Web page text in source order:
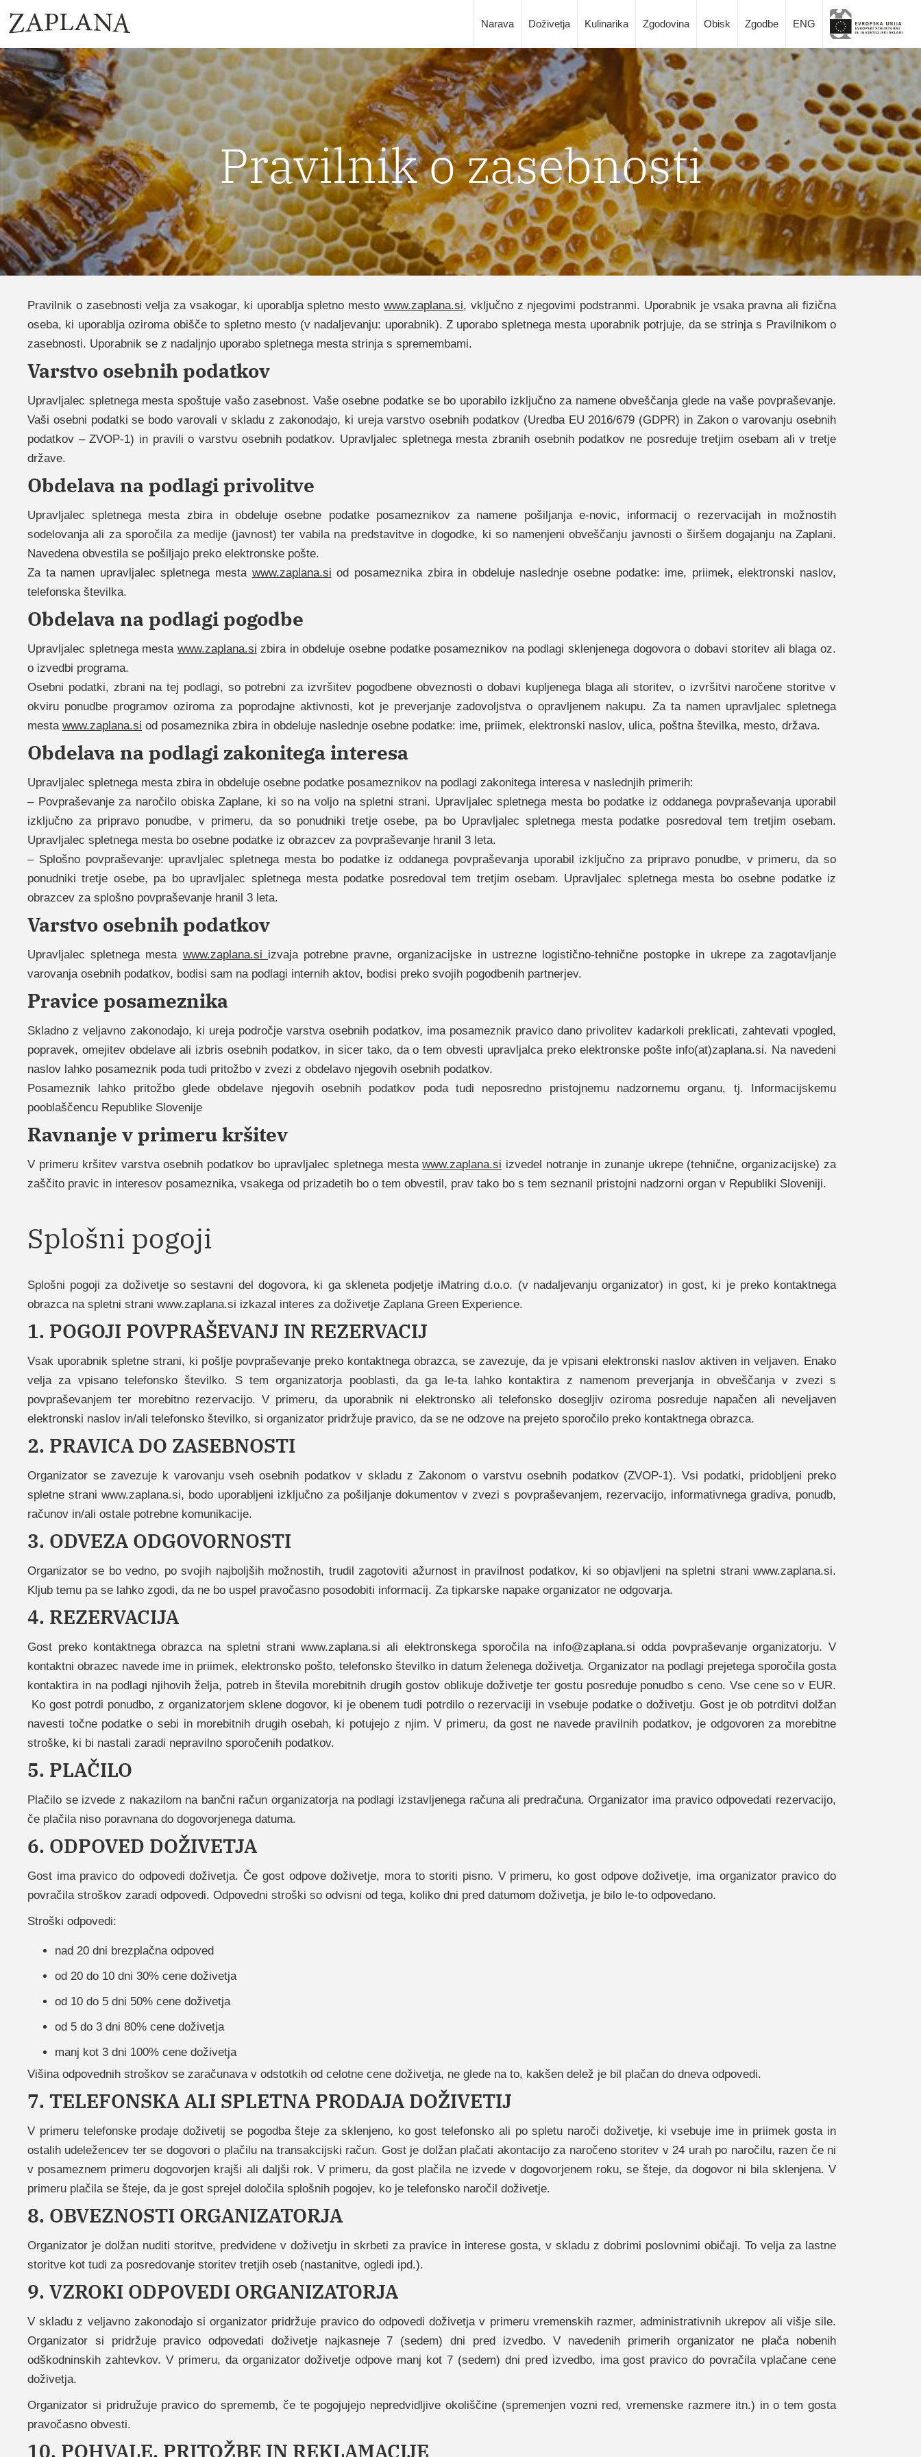
Narava Doživetja Kulinarika Zgodovina Obisk Zgodbe ENG
Pravilnik o zasebnosti
Pravilnik o zasebnosti velja za vsakogar, ki uporablja spletno mesto www.zaplana.si, vključno z njegovimi podstranmi. Uporabnik je vsaka pravna ali fizična
oseba, ki uporablja oziroma obišče to spletno mesto (v nadaljevanju: uporabnik). Z uporabo spletnega mesta uporabnik potrjuje, da se strinja s Pravilnikom o
zasebnosti. Uporabnik se z nadaljnjo uporabo spletnega mesta strinja s spremembami.
Varstvo osebnih podatkov
Upravljalec spletnega mesta spoštuje vašo zasebnost. Vaše osebne podatke se bo uporabilo izključno za namene obveščanja glede na vaše povpraševanje.
Vaši osebni podatki se bodo varovali v skladu z zakonodajo, ki ureja varstvo osebnih podatkov (Uredba EU 2016/679 (GDPR) in Zakon o varovanju osebnih
podatkov – ZVOP-1) in pravili o varstvu osebnih podatkov. Upravljalec spletnega mesta zbranih osebnih podatkov ne posreduje tretjim osebam ali v tretje
države.
Obdelava na podlagi privolitve
Upravljalec spletnega mesta zbira in obdeluje osebne podatke posameznikov za namene pošiljanja e-novic, informacij o rezervacijah in možnostih
sodelovanja ali za sporočila za medije (javnost) ter vabila na predstavitve in dogodke, ki so namenjeni obveščanju javnosti o širšem dogajanju na Zaplani.
Navedena obvestila se pošiljajo preko elektronske pošte.
Za ta namen upravljalec spletnega mesta www.zaplana.si od posameznika zbira in obdeluje naslednje osebne podatke: ime, priimek, elektronski naslov,
telefonska številka.
Obdelava na podlagi pogodbe
Upravljalec spletnega mesta www.zaplana.si zbira in obdeluje osebne podatke posameznikov na podlagi sklenjenega dogovora o dobavi storitev ali blaga oz.
o izvedbi programa.
Osebni podatki, zbrani na tej podlagi, so potrebni za izvršitev pogodbene obveznosti o dobavi kupljenega blaga ali storitev, o izvršitvi naročene storitve v
okviru ponudbe programov oziroma za poprodajne aktivnosti, kot je preverjanje zadovoljstva o opravljenem nakupu. Za ta namen upravljalec spletnega
mesta www.zaplana.si od posameznika zbira in obdeluje naslednje osebne podatke: ime, priimek, elektronski naslov, ulica, poštna številka, mesto, država.
Obdelava na podlagi zakonitega interesa
Upravljalec spletnega mesta zbira in obdeluje osebne podatke posameznikov na podlagi zakonitega interesa v naslednjih primerih:
– Povpraševanje za naročilo obiska Zaplane, ki so na voljo na spletni strani. Upravljalec spletnega mesta bo podatke iz oddanega povpraševanja uporabil
izključno za pripravo ponudbe, v primeru, da so ponudniki tretje osebe, pa bo Upravljalec spletnega mesta podatke posredoval tem tretjim osebam.
Upravljalec spletnega mesta bo osebne podatke iz obrazcev za povpraševanje hranil 3 leta.
– Splošno povpraševanje: upravljalec spletnega mesta bo podatke iz oddanega povpraševanja uporabil izključno za pripravo ponudbe, v primeru, da so
ponudniki tretje osebe, pa bo upravljalec spletnega mesta podatke posredoval tem tretjim osebam. Upravljalec spletnega mesta bo osebne podatke iz
obrazcev za splošno povpraševanje hranil 3 leta.
Varstvo osebnih podatkov
Upravljalec spletnega mesta www.zaplana.si izvaja potrebne pravne, organizacijske in ustrezne logistično-tehnične postopke in ukrepe za zagotavljanje
varovanja osebnih podatkov, bodisi sam na podlagi internih aktov, bodisi preko svojih pogodbenih partnerjev.
Pravice posameznika
Skladno z veljavno zakonodajo, ki ureja področje varstva osebnih podatkov, ima posameznik pravico dano privolitev kadarkoli preklicati, zahtevati vpogled,
popravek, omejitev obdelave ali izbris osebnih podatkov, in sicer tako, da o tem obvesti upravljalca preko elektronske pošte info(at)zaplana.si. Na navedeni
naslov lahko posameznik poda tudi pritožbo v zvezi z obdelavo njegovih osebnih podatkov.
Posameznik lahko pritožbo glede obdelave njegovih osebnih podatkov poda tudi neposredno pristojnemu nadzornemu organu, tj. Informacijskemu
pooblaščencu Republike Slovenije
Ravnanje v primeru kršitev
V primeru kršitev varstva osebnih podatkov bo upravljalec spletnega mestawww.zaplana.si izvedel notranje in zunanje ukrepe (tehnične, organizacijske) za
zaščito pravic in interesov posameznika, vsakega od prizadetih bo o tem obvestil, prav tako bo s tem seznanil pristojni nadzorni organ v Republiki Sloveniji.
‍Splošni pogoji
Splošni pogoji za doživetje so sestavni del dogovora, ki ga skleneta podjetje iMatring d.o.o. (v nadaljevanju organizator) in gost, ki je preko kontaktnega
obrazca na spletni strani www.zaplana.si izkazal interes za doživetje Zaplana Green Experience.
1. POGOJI POVPRAŠEVANJ IN REZERVACIJ
Vsak uporabnik spletne strani, ki pošlje povpraševanje preko kontaktnega obrazca, se zavezuje, da je vpisani elektronski naslov aktiven in veljaven. Enako
velja za vpisano telefonsko številko. S tem organizatorja pooblasti, da ga le-ta lahko kontaktira z namenom preverjanja in obveščanja v zvezi s
povpraševanjem ter morebitno rezervacijo. V primeru, da uporabnik ni elektronsko ali telefonsko dosegljiv oziroma posreduje napačen ali neveljaven
elektronski naslov in/ali telefonsko številko, si organizator pridržuje pravico, da se ne odzove na prejeto sporočilo preko kontaktnega obrazca.
2. PRAVICA DO ZASEBNOSTI
Organizator se zavezuje k varovanju vseh osebnih podatkov v skladu z Zakonom o varstvu osebnih podatkov (ZVOP-1). Vsi podatki, pridobljeni preko
spletne strani www.zaplana.si, bodo uporabljeni izključno za pošiljanje dokumentov v zvezi s povpraševanjem, rezervacijo, informativnega gradiva, ponudb,
računov in/ali ostale potrebne komunikacije.
3. ODVEZA ODGOVORNOSTI
Organizator se bo vedno, po svojih najboljših možnostih, trudil zagotoviti ažurnost in pravilnost podatkov, ki so objavljeni na spletni strani www.zaplana.si.
Kljub temu pa se lahko zgodi, da ne bo uspel pravočasno posodobiti informacij. Za tipkarske napake organizator ne odgovarja.
4. REZERVACIJA
Gost preko kontaktnega obrazca na spletni strani www.zaplana.si ali elektronskega sporočila na info@zaplana.si odda povpraševanje organizatorju. V
kontaktni obrazec navede ime in priimek, elektronsko pošto, telefonsko številko in datum želenega doživetja. Organizator na podlagi prejetega sporočila gosta
kontaktira in na podlagi njihovih želja, potreb in števila morebitnih drugih gostov oblikuje doživetje ter gostu posreduje ponudbo s ceno. Vse cene so v EUR.
Ko gost potrdi ponudbo, z organizatorjem sklene dogovor, ki je obenem tudi potrdilo o rezervaciji in vsebuje podatke o doživetju. Gost je ob potrditvi dolžan
navesti točne podatke o sebi in morebitnih drugih osebah, ki potujejo z njim. V primeru, da gost ne navede pravilnih podatkov, je odgovoren za morebitne
stroške, ki bi nastali zaradi nepravilno sporočenih podatkov.
5. PLAČILO
Plačilo se izvede z nakazilom na bančni račun organizatorja na podlagi izstavljenega računa ali predračuna. Organizator ima pravico odpovedati rezervacijo,
če plačila niso poravnana do dogovorjenega datuma.
6. ODPOVED DOŽIVETJA
Gost ima pravico do odpovedi doživetja. Če gost odpove doživetje, mora to storiti pisno. V primeru, ko gost odpove doživetje, ima organizator pravico do
povračila stroškov zaradi odpovedi. Odpovedni stroški so odvisni od tega, koliko dni pred datumom doživetja, je bilo le-to odpovedano.
Stroški odpovedi:
nad 20 dni brezplačna odpoved
od 20 do 10 dni 30% cene doživetja
od 10 do 5 dni 50% cene doživetja
od 5 do 3 dni 80% cene doživetja
manj kot 3 dni 100% cene doživetja
Višina odpovednih stroškov se zaračunava v odstotkih od celotne cene doživetja, ne glede na to, kakšen delež je bil plačan do dneva odpovedi.
7. TELEFONSKA ALI SPLETNA PRODAJA DOŽIVETIJ
V primeru telefonske prodaje doživetij se pogodba šteje za sklenjeno, ko gost telefonsko ali po spletu naroči doživetje, ki vsebuje ime in priimek gosta in
ostalih udeležencev ter se dogovori o plačilu na transakcijski račun. Gost je dolžan plačati akontacijo za naročeno storitev v 24 urah po naročilu, razen če ni
v posameznem primeru dogovorjen krajši ali daljši rok. V primeru, da gost plačila ne izvede v dogovorjenem roku, se šteje, da dogovor ni bila sklenjena. V
primeru plačila se šteje, da je gost sprejel določila splošnih pogojev, ko je telefonsko naročil doživetje.
8. OBVEZNOSTI ORGANIZATORJA
Organizator je dolžan nuditi storitve, predvidene v doživetju in skrbeti za pravice in interese gosta, v skladu z dobrimi poslovnimi običaji. To velja za lastne
storitve kot tudi za posredovanje storitev tretjih oseb (nastanitve, ogledi ipd.).
9. VZROKI ODPOVEDI ORGANIZATORJA
V skladu z veljavno zakonodajo si organizator pridržuje pravico do odpovedi doživetja v primeru vremenskih razmer, administrativnih ukrepov ali višje sile.
Organizator si pridržuje pravico odpovedati doživetje najkasneje 7 (sedem) dni pred izvedbo. V navedenih primerih organizator ne plača nobenih
odškodninskih zahtevkov. V primeru, da organizator doživetje odpove manj kot 7 (sedem) dni pred izvedbo, ima gost pravico do povračila vplačane cene
doživetja.
Organizator si pridružuje pravico do sprememb, če te pogojujejo nepredvidljive okoliščine (spremenjen vozni red, vremenske razmere itn.) in o tem gosta
pravočasno obvesti.
10. POHVALE, PRITOŽBE IN REKLAMACIJE